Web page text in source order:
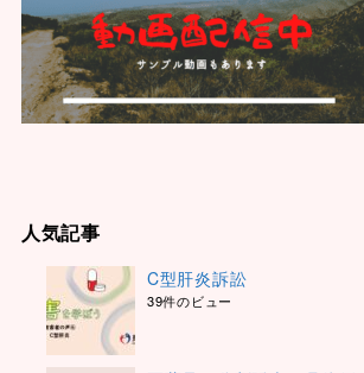
人気記事
C型肝炎訴訟
39件のビュー